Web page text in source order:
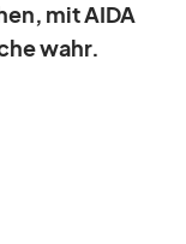
mit AIDA
wahr.